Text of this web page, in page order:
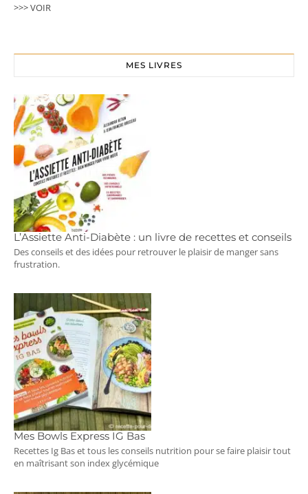
>>> VOIR
MES LIVRES
L’Assiette Anti-Diabète : un livre de recettes et conseils
Des conseils et des idées pour retrouver le plaisir de manger sans
frustration.
Mes Bowls Express IG Bas
Recettes Ig Bas et tous les conseils nutrition pour se faire plaisir tout
en maîtrisant son index glycémique